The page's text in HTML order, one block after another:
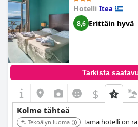
Hotelli Itea
8,6 Erittäin hyvä
Tarkista
$
Kolme tähteä
Tekoälyn luoma
Tämä hotelli on